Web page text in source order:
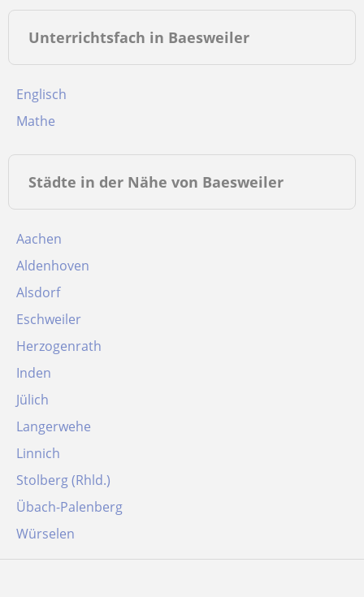
Unterrichtsfach in Baesweiler
Englisch
Mathe
Städte in der Nähe von Baesweiler
Aachen
Aldenhoven
Alsdorf
Eschweiler
Herzogenrath
Inden
Jülich
Langerwehe
Linnich
Stolberg (Rhld.)
Übach-Palenberg
Würselen